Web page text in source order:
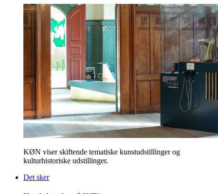
KØN viser skiftende tematiske kunstudstillinger og
kulturhistoriske udstillinger.
Det sker